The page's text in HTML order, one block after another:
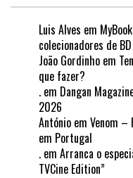
Luis Alves em
colecionadores de
João Gordinho em
que fazer?
. em Dangan
2026
António em Venom –
em Portugal
. em Arranca o
TVCine Edition”